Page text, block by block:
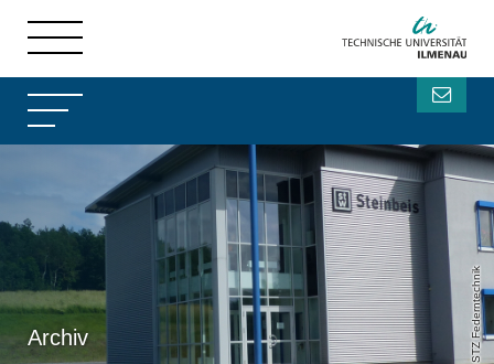
Archiv STZ Federntechnik